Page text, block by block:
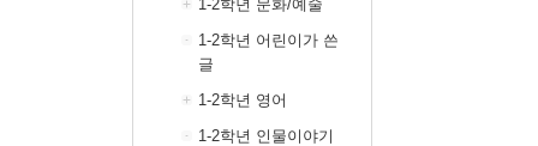
1-2학년 문화/예술
1-2학년 어린이가 쓴
글
1-2학년 영어
1-2학년 인물이야기